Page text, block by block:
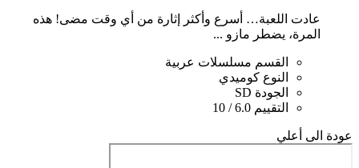
عادت اللعبة… أسرع وأكثر إثارة من أي وقت مضى! هذه
المرة، يضطر مازو ...
القسم مسلسلات عربية
النوع كوميدي
الجودة SD
التقييم 6.0 / 10
عودة الى أعلي